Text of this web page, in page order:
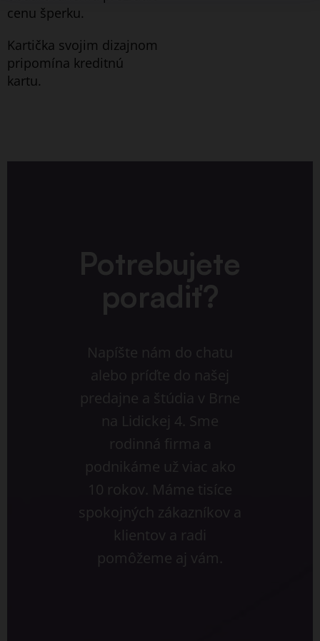
cenu šperku.
Kartička svojim dizajnom
pripomína kreditnú
kartu.
Potrebujete
poradiť?
Napíšte nám do chatu
alebo príďte do našej
predajne a štúdia v Brne
na Lidickej 4. Sme
rodinná firma a
podnikáme už viac ako
10 rokov. Máme tisíce
spokojných zákazníkov a
klientov a radi
pomôžeme aj vám.